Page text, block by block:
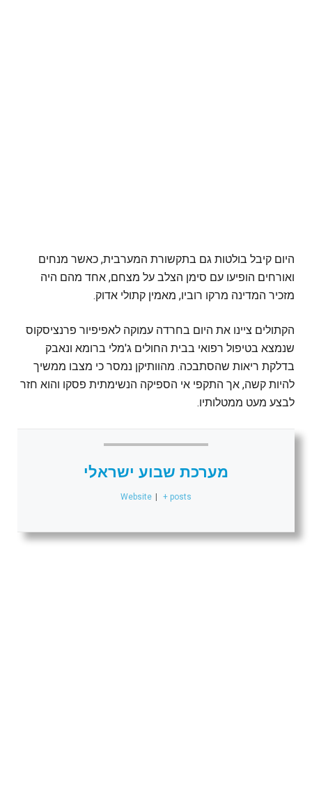
היום קיבל בולטות גם בתקשורת המערבית, כאשר מנחים
ואורחים הופיעו עם סימן הצלב על מצחם, אחד מהם היה
מזכיר המדינה מרקו רוביו, מאמין קתולי אדוק.
הקתולים ציינו את היום בחרדה עמוקה לאפיפיור פרנציסקוס
שנמצא בטיפול רפואי בבית החולים ג'מלי ברומא ונאבק
בדלקת ריאות שהסתבכה. מהוותיקן נמסר כי מצבו ממשיך
להיות קשה, אך התקפי אי הספיקה הנשימתית פסקו והוא חזר
לבצע מעט ממטלותיו.
מערכת שבוע ישראלי
Website + posts